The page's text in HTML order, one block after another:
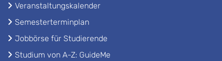
Veranstaltungskalender
Semesterterminplan
Jobbörse für Studierende
Studium von A-Z: GuideMe